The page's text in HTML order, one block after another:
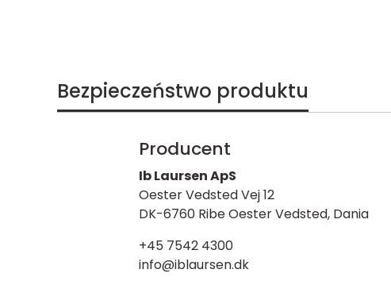
Bezpieczeństwo produktu
Producent
Ib Laursen ApS
Oester Vedsted Vej 12
DK-6760 Ribe Oester Vedsted, Dania
+45 7542 4300
info@iblaursen.dk